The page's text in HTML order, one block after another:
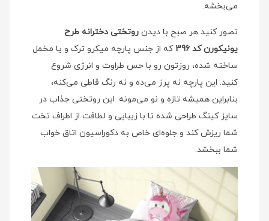
می‌بخشه.
تصور کنید هر صبح با دیدن روتختی دخترانه طرح
یونیکورن کد 396
که از جنس پارچه میکرو ترک و یا مخمل
ساخته شده، روزتون رو با حس طراوت و انرژی شروع
کنید. این پارچه نه پرز می‌ده و نه رنگ قاطی می‌کنه،
بنابراین همیشه تازه و نو می‌مونه. این روتختی جذاب در
سایز کینگ طراحی شده تا با زیبایی و لطافت از اطراف تخت
شما ریزش کند و جلوه‌ای خاص به دکوراسیون اتاق خواب
شما ببخشد.